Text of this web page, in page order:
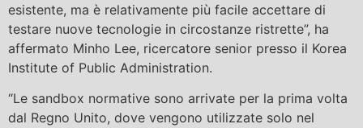
esistente, ma è relativamente più facile accettare di
testare nuove tecnologie in circostanze ristrette”, ha
affermato Minho Lee, ricercatore senior presso il Korea
Institute of Public Administration.
“Le sandbox normative sono arrivate per la prima volta
dal Regno Unito, dove vengono utilizzate solo nel